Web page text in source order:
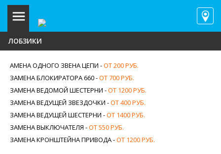
ЛОБЗИКИ
АМЕНА ОДНОГО ЗВЕНА ЦЕПИ -ОТ 200 РУБ.
ЗАМЕНА БЛОКИРАТОРА 660 -ОТ 700 РУБ.
ЗАМЕНА ВЕДОМОЙ ШЕСТЕРНИ -ОТ 1200 РУБ.
ЗАМЕНА ВЕДУЩЕЙ ЗВЕЗДОЧКИ -ОТ 400 РУБ.
ЗАМЕНА ВЕДУЩЕЙ ШЕСТЕРНИ -ОТ 1400 РУБ.
ЗАМЕНА ВЫКЛЮЧАТЕЛЯ -ОТ 550 РУБ.
ЗАМЕНА КРОНШТЕЙНА ПРИВОДА -ОТ 1200 РУБ.